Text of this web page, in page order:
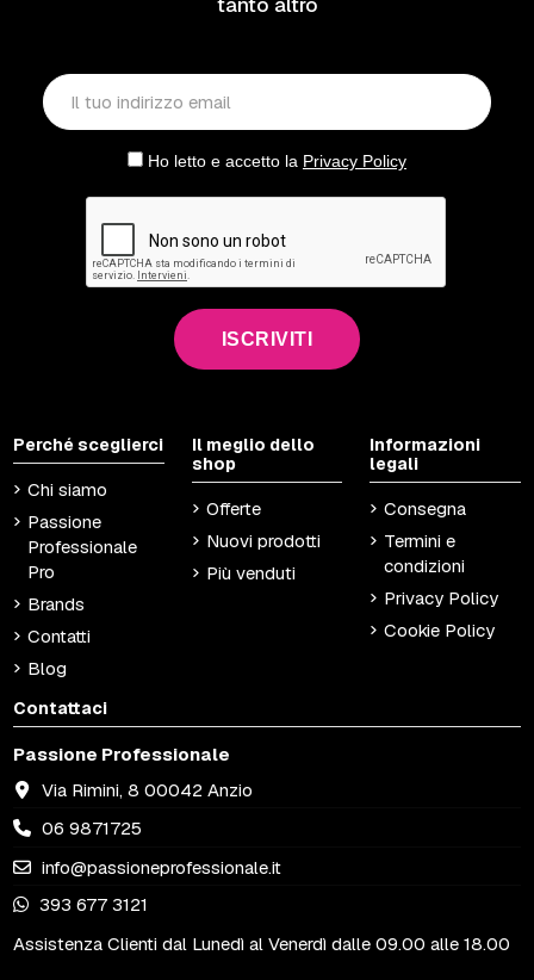
Ho letto e accetto la Privacy Policy
ISCRIVITI
Perché sceglierci
Chi siamo
Passione
Professionale
Pro
Brands
Contatti
Blog
Il meglio dello
shop
Offerte
Nuovi prodotti
Più venduti
Informazioni
legali
Consegna
Termini e
condizioni
Privacy Policy
Cookie Policy
Contattaci
Passione Professionale
Via Rimini, 8 00042 Anzio
06 9871725
info@passioneprofessionale.it
393 677 3121
Assistenza Clienti dal Lunedì al Venerdì dalle 09.00 alle 18.00